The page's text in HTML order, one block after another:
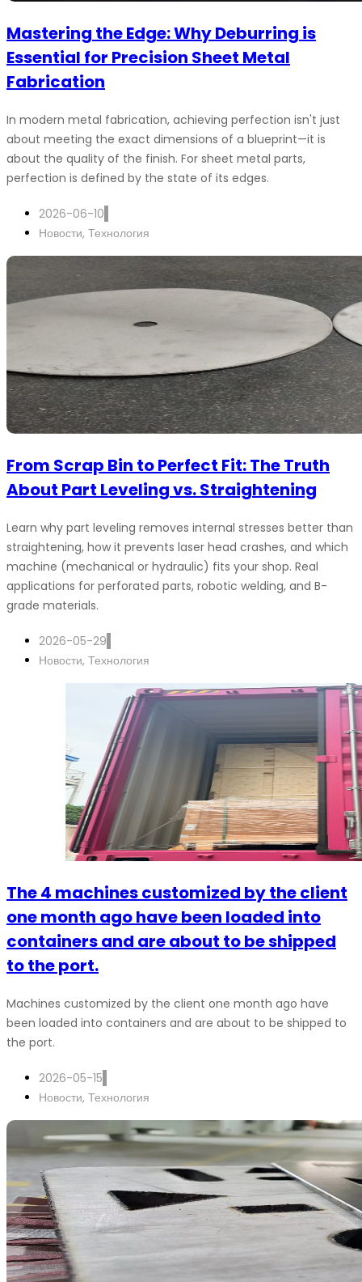
Mastering the Edge: Why Deburring is
Essential for Precision Sheet Metal
Fabrication
In modern metal fabrication, achieving perfection isn't just
about meeting the exact dimensions of a blueprint—it is
about the quality of the finish. For sheet metal parts,
perfection is defined by the state of its edges.
2026-06-10
Новости, Технология
From Scrap Bin to Perfect Fit: The Truth
About Part Leveling vs. Straightening
Learn why part leveling removes internal stresses better than
straightening, how it prevents laser head crashes, and which
machine (mechanical or hydraulic) fits your shop. Real
applications for perforated parts, robotic welding, and B-
grade materials.
2026-05-29
Новости, Технология
The 4 machines customized by the client
one month ago have been loaded into
containers and are about to be shipped
to the port.
Machines customized by the client one month ago have
been loaded into containers and are about to be shipped to
the port.
2026-05-15
Новости, Технология